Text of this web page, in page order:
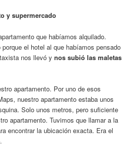
y supermercado
que habíamos alquilado.
el hotel al que habíamos pensado
nos llevó ynos subió las maletas
apartamento. Por uno de esos
nuestro apartamento estaba unos
Solo unos metros, pero suficiente
apartamento. Tuvimos que llamar a la
encontrar la ubicación exacta. Era el